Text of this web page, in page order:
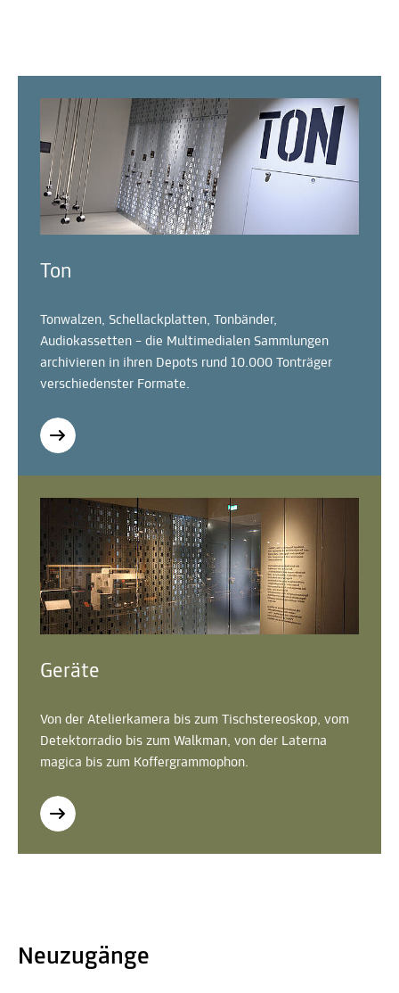
Ton
Tonwalzen, Schellackplatten, Tonbänder,
Audiokassetten – die Multimedialen Sammlungen
archivieren in ihren Depots rund 10.000 Tonträger
verschiedenster Formate.
Geräte
Von der Atelierkamera bis zum Tischstereoskop, vom
Detektorradio bis zum Walkman, von der Laterna
magica bis zum Koffergrammophon.
Neuzugänge